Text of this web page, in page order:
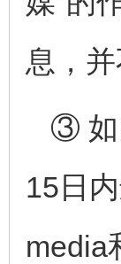
息，
③ 如
15日
media